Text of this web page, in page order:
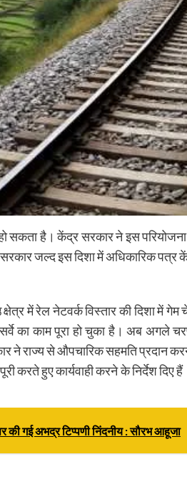
सकता है। केंद्र सरकार ने इस
जल्द इस दिशा में अधिकारिक पत्र
में रेल नेटवर्क विस्तार की दिशा में
का काम पूरा हो चुका है। अब अगले
ने राज्य से औपचारिक सहमति प्रदान
करते हुए कार्यवाही करने के निर्देश
पर की गई अभद्र टिप्पणी निंदनीय : सौरभ आहूजा